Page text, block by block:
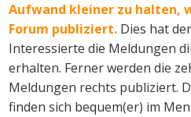
Aufwand kleiner zu halten,
Forum publiziert. Dies hat
Interessierte die Meldungen
erhalten. Ferner werden die
Meldungen rechts publiziert.
finden sich bequem(er) im